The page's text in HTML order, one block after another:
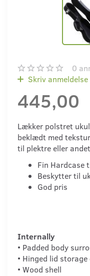
0
Skriv anmeldelse
445,00
Lækker polstret
beklædt med
til plektre eller
Fin Hardcase
Beskytter til
God pris
Internally
• Padded body
• Hinged lid
• Wood shell